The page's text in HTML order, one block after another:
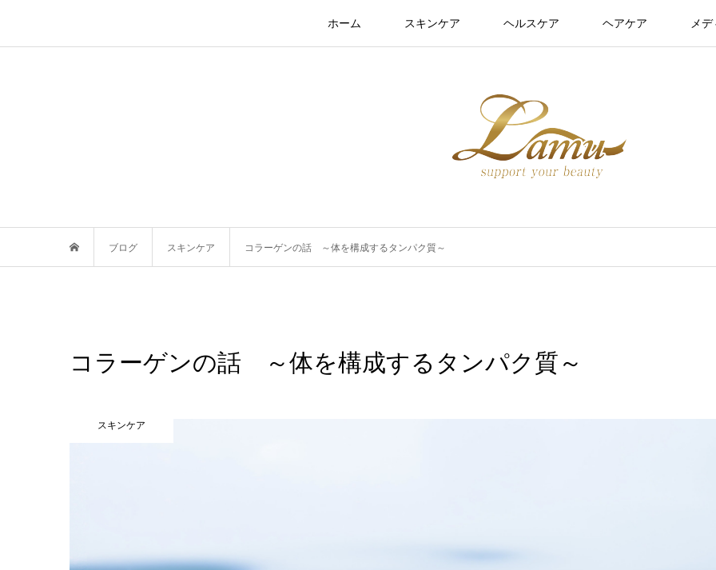
ホーム スキンケア ヘルスケア ヘアケア メ
ブログ スキンケア コラーゲンの話 ～体を構成するタンパク質～
コラーゲンの話 ～体を構成するタンパク質～
スキンケア